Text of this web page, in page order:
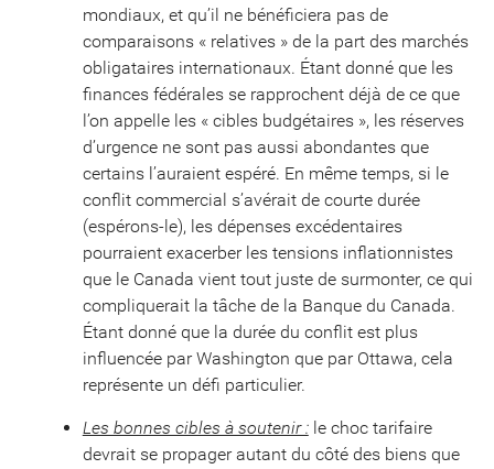
mondiaux, et qu’il ne bénéficiera pas de
comparaisons « relatives » de la part des marchés
obligataires internationaux. Étant donné que les
finances fédérales se rapprochent déjà de ce que
l’on appelle les « cibles budgétaires », les réserves
d’urgence ne sont pas aussi abondantes que
certains l’auraient espéré. En même temps, si le
conflit commercial s’avérait de courte durée
(espérons-le), les dépenses excédentaires
pourraient exacerber les tensions inflationnistes
que le Canada vient tout juste de surmonter, ce qui
compliquerait la tâche de la Banque du Canada.
Étant donné que la durée du conflit est plus
influencée par Washington que par Ottawa, cela
représente un défi particulier.
Les bonnes cibles à soutenir :le choc tarifaire
devrait se propager autant du côté des biens que